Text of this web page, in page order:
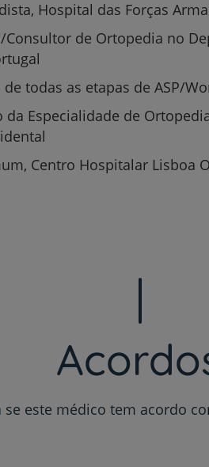
CUF
Hospital das Forças
Consultor de Ortopedia no
todas as etapas de ASP/
da Especialidade de
Centro Hospitalar Lisboa
se este médico tem acordo